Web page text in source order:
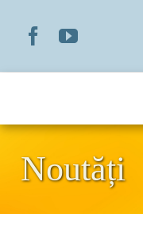
Noutăți